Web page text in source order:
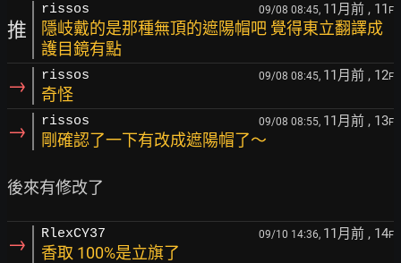
推
rissos 09/08 08:45, 11月前 , 11 F
隱岐戴的是那種無頂的遮陽帽吧 覺得東立翻譯成
護目鏡有點
→ rissos 09/08 08:45, 11月前 , 12F
奇怪
→ rissos 09/08 08:55, 11月前 , 13F
剛確認了一下有改成遮陽帽了～
→ RlexCY37 09/10 14:36, 11月前 , 14F
香取 100%是立旗了